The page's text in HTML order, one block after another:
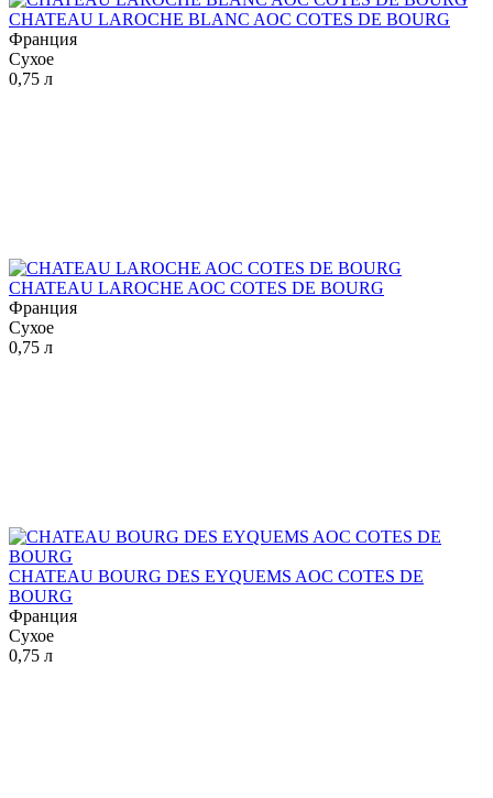
CHATEAU LAROCHE BLANC AOC COTES DE BOURG
Франция
Сухое
0,75 л
CHATEAU LAROCHE AOC COTES DE BOURG
Франция
Сухое
0,75 л
CHATEAU BOURG DES EYQUEMS AOC COTES DE
BOURG
Франция
Сухое
0,75 л